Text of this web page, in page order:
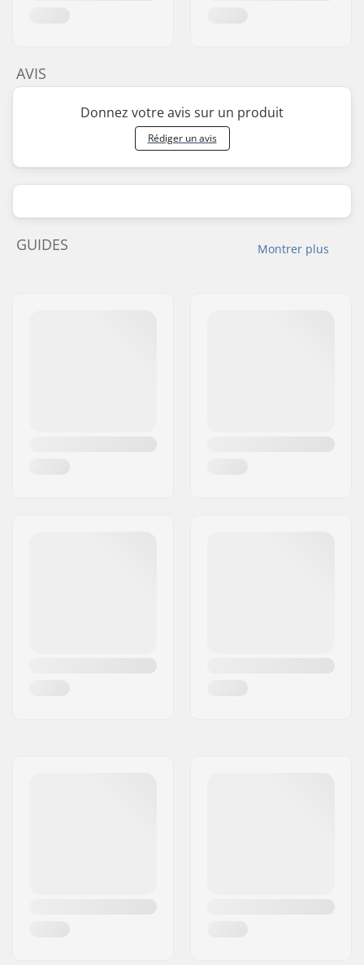
AVIS
Donnez votre avis sur un produit
Rédiger un avis
Montrer plus
GUIDES